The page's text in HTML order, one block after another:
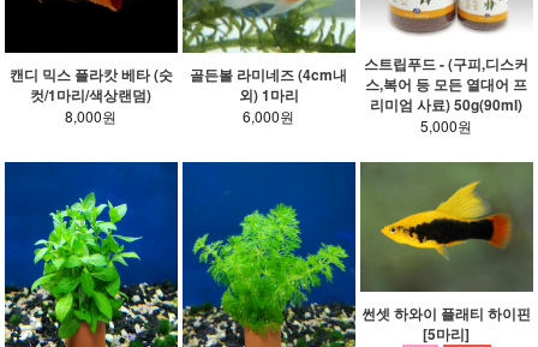
캔디 믹스 플라캇 베타 (숫
컷/1마리/색상랜덤)
8,000원
골든볼 라미네즈 (4cm내
외) 1마리
6,000원
스트립푸드 - (구피,디스커
스,복어 등 모든 열대어 프
리미엄 사료) 50g(90ml)
5,000원
썬셋 하와이 플래티 하이핀
[5마리]